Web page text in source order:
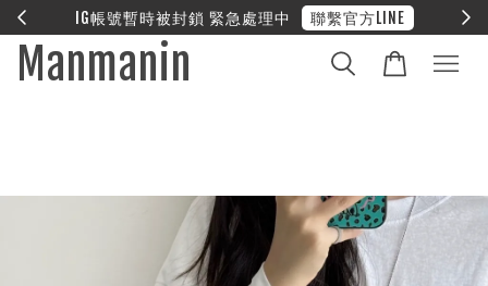
❤︎ 全館滿兩萬享免運
Manmanin